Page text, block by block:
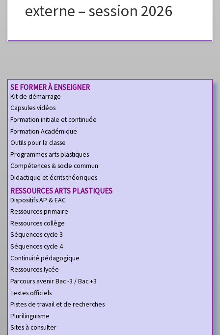
externe – session 2026
SE FORMER À ENSEIGNER
Kit de démarrage
Capsules vidéos
Formation initiale et continuée
Formation Académique
Outils pour la classe
Programmes arts plastiques
Compétences & socle commun
Didactique et écrits théoriques
RESSOURCES ARTS PLASTIQUES
Dispositifs AP & EAC
Ressources primaire
Ressources collège
Séquences cycle 3
Séquences cycle 4
Continuité pédagogique
Ressources lycée
Parcours avenir Bac -3 / Bac +3
Textes officiels
Pistes de travail et de recherches
Plurilinguisme
Sites à consulter